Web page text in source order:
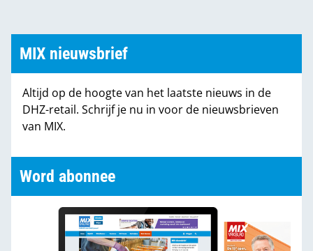
MIX nieuwsbrief
Altijd op de hoogte van het laatste nieuws in de
DHZ-retail. Schrijf je nu in voor de nieuwsbrieven
van MIX.
Word abonnee